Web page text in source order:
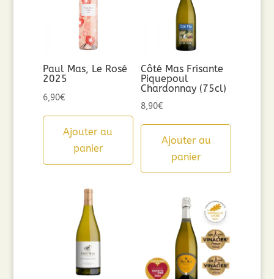
Paul Mas, Le Rosé
2025
6,90€
Ajouter au
panier
Côté Mas Frisante
Piquepoul
Chardonnay (75cl)
8,90€
Ajouter au
panier